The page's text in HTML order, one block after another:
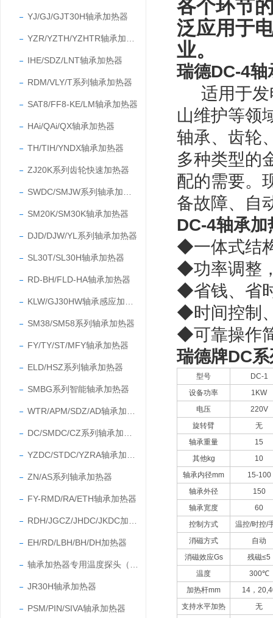
YJ/GJ/GJT30H轴承加热器
IHE/SDZ/LNT轴承加热器
RDM/VLY/T系列轴承加热器
SAT8/FF8-KE/LM轴承加热器
HAi/QAi/QX轴承加热器
TH/TIH/YNDX轴承加热器
ZJ20K系列齿轮快速加热器
SM20K/SM30K轴承加热器
DJD/DJW/YL系列轴承加热器
SL30T/SL30H轴承加热器
RD-BH/FLD-HA轴承加热器
SM38/SM58系列轴承加热器
FY/TY/ST/MFY轴承加热器
ELD/HSZ系列轴承加热器
SMBG系列智能轴承加热器
ZN/AS系列轴承加热器
FY-RMD/RA/ETH轴承加热器
EH/RD/LBH/BH/DH加热器
JR30H轴承加热器
PSM/PIN/SIVA轴承加热器
各个环节
泛应用于
业。
瑞德DC-4
适用于
山维护等领
轴承、齿轮
多种类型的
配的需要。
备故障、自
DC-4轴承
◆一体式结
◆功率调整
◆省钱、省
◆时间控制
◆可靠操作
瑞德牌DC
型号
DC-1
设备功率
1KW
电压
220V
旋转臂
无
轴承重量
15
其他kg
10
轴承内径mm
15-100
轴承外径
150
轴承宽度
60
控制方式
温控/时控/
消磁方式
自动
消磁效应Gs
残磁≤5
温度
300℃
加热杆mm
14，
支持水平加热
无